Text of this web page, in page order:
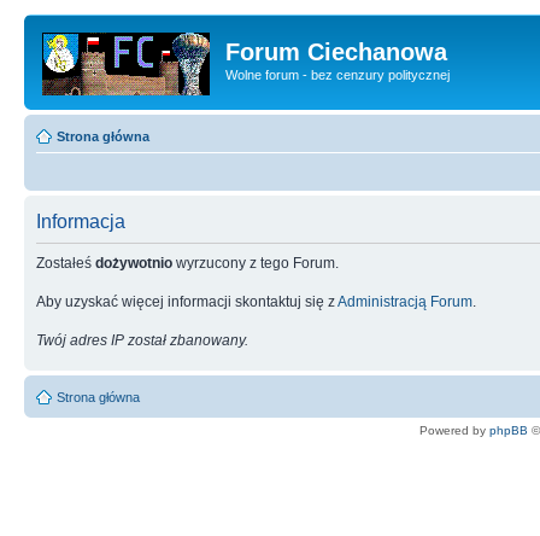
Forum Ciechanowa
Wolne forum - bez cenzury politycznej
Strona główna
Informacja
Zostałeś dożywotnio wyrzucony z tego Forum.
Aby uzyskać więcej informacji skontaktuj się zAdministracją Forum
Twój adres IP został zbanowany.
Strona główna
Powered by phpBB